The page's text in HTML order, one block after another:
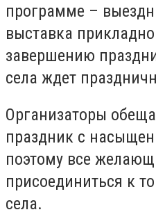
программе –
выставка
завершению
села ждет
Организаторы
праздник с
поэтому все
присоединиться к
села.